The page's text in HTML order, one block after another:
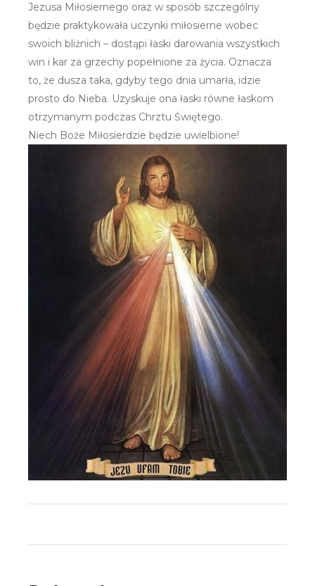
Jezusa Miłosiernego oraz w sposób szczególny
będzie praktykowała uczynki miłosierne wobec
swoich bliźnich – dostąpi łaski darowania wszystkich
win i kar za grzechy popełnione za życia. Oznacza
to, że dusza taka, gdyby tego dnia umarła, idzie
prosto do Nieba. Uzyskuje ona łaski równe łaskom
otrzymanym podczas Chrztu Świętego.
Niech Boże Miłosierdzie będzie uwielbione!